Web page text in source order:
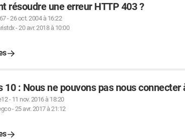
résoudre une erreur HTTP 403 ?
-26 oct. 2004 à 16:22
-20 avr. 2018 à 10:00
10 : Nous ne pouvons pas nous
- 11 nov. 2016 à 18:20
-25 avr. 2017 à 21:12